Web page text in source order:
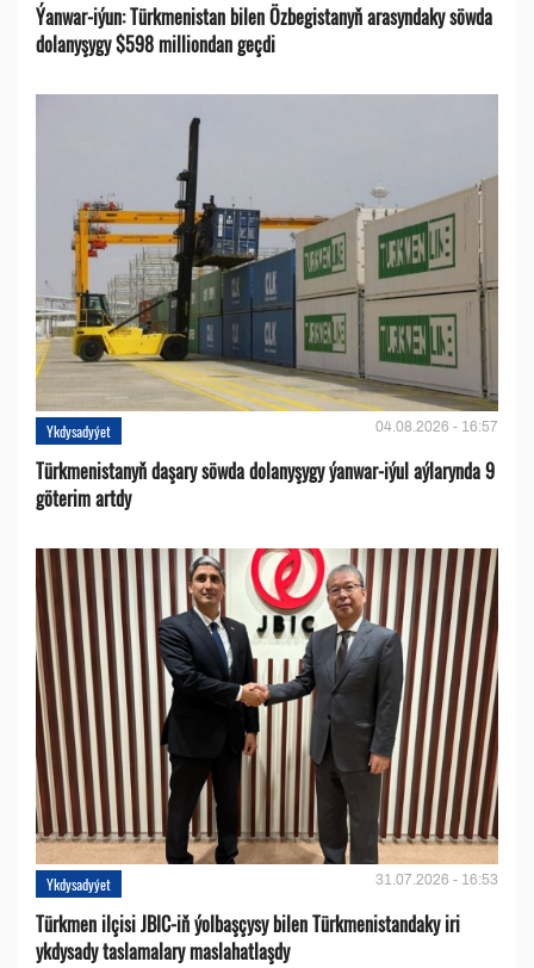
Ýanwar-iýun: Türkmenistan bilen Özbegistanyň arasyndaky söwda
dolanyşygy $598 milliondan geçdi
Ykdysadyýet 04.08.2026 - 16:57
Türkmenistanyň daşary söwda dolanyşygy ýanwar-iýul aýlarynda 9
göterim artdy
Ykdysadyýet 31.07.2026 - 16:53
Türkmen ilçisi JBIC-iň ýolbaşçysy bilen Türkmenistandaky iri
ykdysady taslamalary maslahatlaşdy